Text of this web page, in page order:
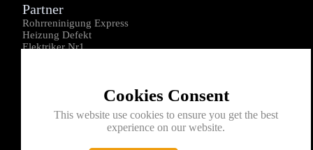
Cookies Consent
This website use cookies to ensure you get the best
experience on our website.
Partner
Rohrreninigung Express
Heizung Defekt
Elektriker Nr1
Kontakt